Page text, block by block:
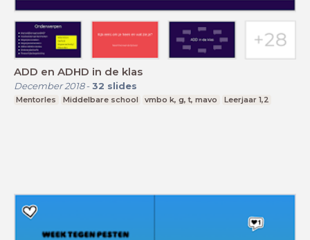
ADD en ADHD in de klas
December 2018- 32 slides
Mentorles Middelbare school vmbo k, g, t, mavo Leerjaar 1,2